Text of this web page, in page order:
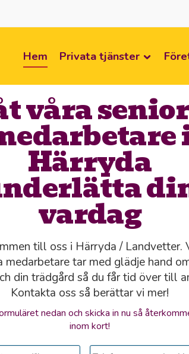
Hem Privata tjänster
våra
Härryda
vardag
till oss i Härryda / Landvetter.
medarbetare tar med glädje hand
din trädgård så du får tid över till
Kontakta oss så berättar vi mer!
nedan och skicka in nu så
inom kort!